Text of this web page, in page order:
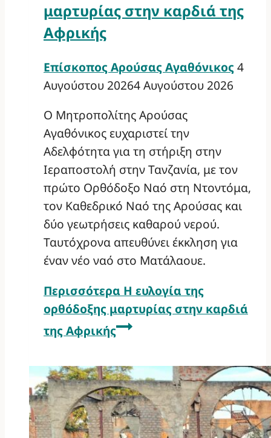
μαρτυρίας στην καρδιά της
Αφρικής
Επίσκοπος Αρούσας Αγαθόνικος 4
Αυγούστου 20264 Αυγούστου 2026
Ο Μητροπολίτης Αρούσας
Αγαθόνικος ευχαριστεί την
Αδελφότητα για τη στήριξη στην
Ιεραποστολή στην Τανζανία, με τον
πρώτο Ορθόδοξο Ναό στη Ντοντόμα,
τον Καθεδρικό Ναό της Αρούσας και
δύο γεωτρήσεις καθαρού νερού.
Ταυτόχρονα απευθύνει έκκληση για
έναν νέο ναό στο Ματάλαουε.
Περισσότερα Η ευλογία της
ορθόδοξης μαρτυρίας στην καρδιά
της Αφρικής